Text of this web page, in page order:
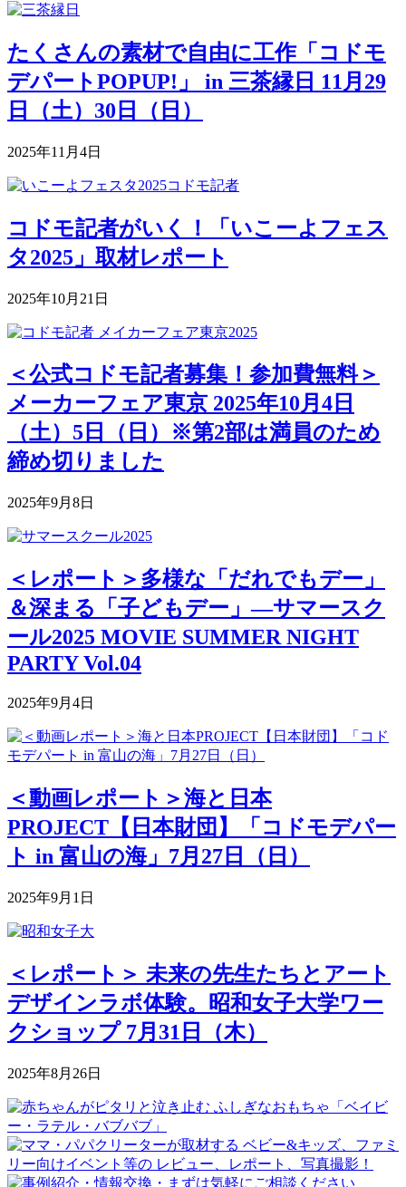
たくさんの素材で自由に工作「コドモ
デパートPOPUP!」 in 三茶縁日 11月29
日（土）30日（日）
2025年11月4日
コドモ記者がいく！「いこーよフェス
タ2025」取材レポート
2025年10月21日
＜公式コドモ記者募集！参加費無料＞
メーカーフェア東京 2025年10月4日
（土）5日（日）※第2部は満員のため
締め切りました
2025年9月8日
＜レポート＞多様な「だれでもデー」
＆深まる「子どもデー」―サマースク
ール2025 MOVIE SUMMER NIGHT
PARTY Vol.04
2025年9月4日
＜動画レポート＞海と日本
PROJECT【日本財団】「コドモデパー
ト in 富山の海」7月27日（日）
2025年9月1日
＜レポート＞ 未来の先生たちとアート
デザインラボ体験。昭和女子大学ワー
クショップ 7月31日（木）
2025年8月26日